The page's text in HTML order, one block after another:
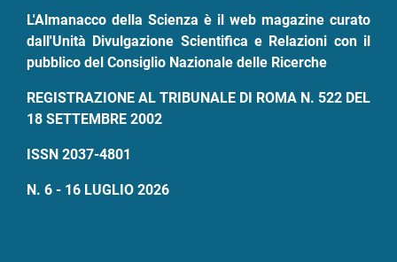
L'Almanacco della Scienza è il web magazine curato
dall'Unità Divulgazione Scientifica e Relazioni con il
pubblico del Consiglio Nazionale delle Ricerche
REGISTRAZIONE AL TRIBUNALE DI ROMA N. 522 DEL
18 SETTEMBRE 2002
ISSN 2037-4801
N. 6 - 16 LUGLIO 2026